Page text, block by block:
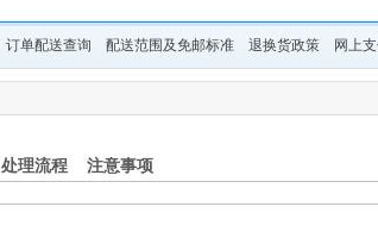
玩具
孕婴服饰
童装童鞋
订单配送查询 配送范围及免邮标准 退换货政策 网上
处理流程 注意事项